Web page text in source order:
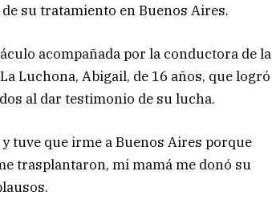
su tratamiento en Buenos Aires.
acompañada por la conductora de la
Luchona, Abigail, de 16 años, que logró
al dar testimonio de su lucha.
tuve que irme a Buenos Aires porque
trasplantaron, mi mamá me donó su